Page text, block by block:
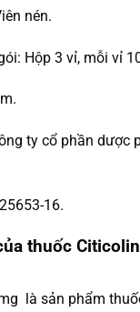
nén.
Hộp 3 vỉ, mỗi vỉ
ty cổ phần dược
16.
thuốc
là sản phẩm